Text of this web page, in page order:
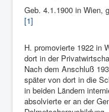
Geb. 4.1.1900 in Wien,
[1]
H. promovierte 1922 in
dort in der
Nach dem Anschluß
später von dort in die
in beiden Ländern
absolvierte er an der